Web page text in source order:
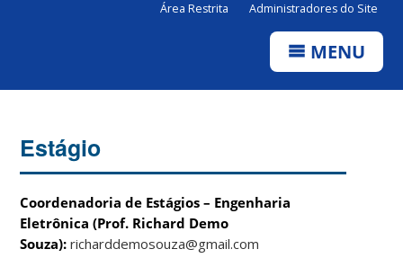
Área Restrita Administradores do Site
MENU
Estágio
Coordenadoria de Estágios – Engenharia
Eletrônica (Prof. Richard Demo
Souza):richarddemosouza@gmail.com